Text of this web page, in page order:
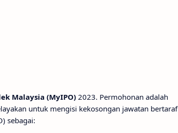
Malaysia (MyIPO)2023. Permohonan adalah
untuk mengisi kekosongan jawatan bertaraf
sebagai: